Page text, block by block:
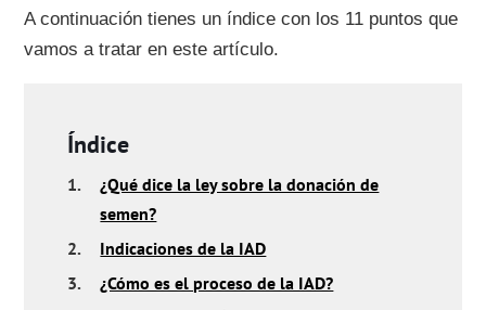
A continuación tienes un índice con los 11 puntos que
vamos a tratar en este artículo.
Índice
1.
¿Qué dice la ley sobre la donación de
semen?
2.
Indicaciones de la IAD
3.
¿Cómo es el proceso de la IAD?